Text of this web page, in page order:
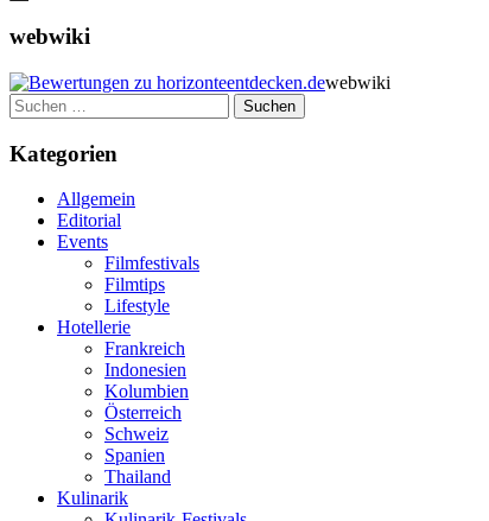
webwiki
webwiki
Suchen
nach:
Kategorien
Allgemein
Editorial
Events
Filmfestivals
Filmtips
Lifestyle
Hotellerie
Frankreich
Indonesien
Kolumbien
Österreich
Schweiz
Spanien
Thailand
Kulinarik